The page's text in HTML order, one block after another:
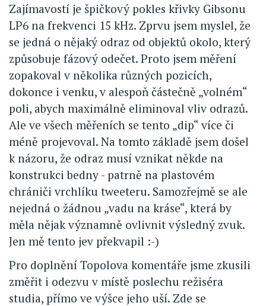
Zajímavostí je špičkový pokles křivky Gibsonu
LP6 na frekvenci 15 kHz. Zprvu jsem myslel, že
se jedná o nějaký odraz od objektů okolo, který
způsobuje fázový odečet. Proto jsem měření
zopakoval v několika různých pozicích,
dokonce i venku, v alespoň částečně „volném“
poli, abych maximálně eliminoval vliv odrazů.
Ale ve všech měřeních se tento „dip“ více či
méně projevoval. Na tomto základě jsem došel
k názoru, že odraz musí vznikat někde na
konstrukci bedny - patrně na plastovém
chrániči vrchlíku tweeteru. Samozřejmě se ale
nejedná o žádnou „vadu na kráse“, která by
měla nějak významně ovlivnit výsledný zvuk.
Jen mě tento jev překvapil :-)
Pro doplnění Topolova komentáře jsme zkusili
změřit i odezvu v místě poslechu režiséra
studia, přímo ve výšce jeho uší. Zde se